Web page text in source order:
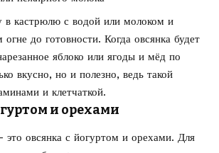
в кастрюлю с водой или молоком и
огне до готовности. Когда овсянка будет
яблоко или ягоды и мёд по
вкусно, но и полезно, ведь такой
и клетчаткой.
и орехами
овсянка с йогуртом и орехами. Для